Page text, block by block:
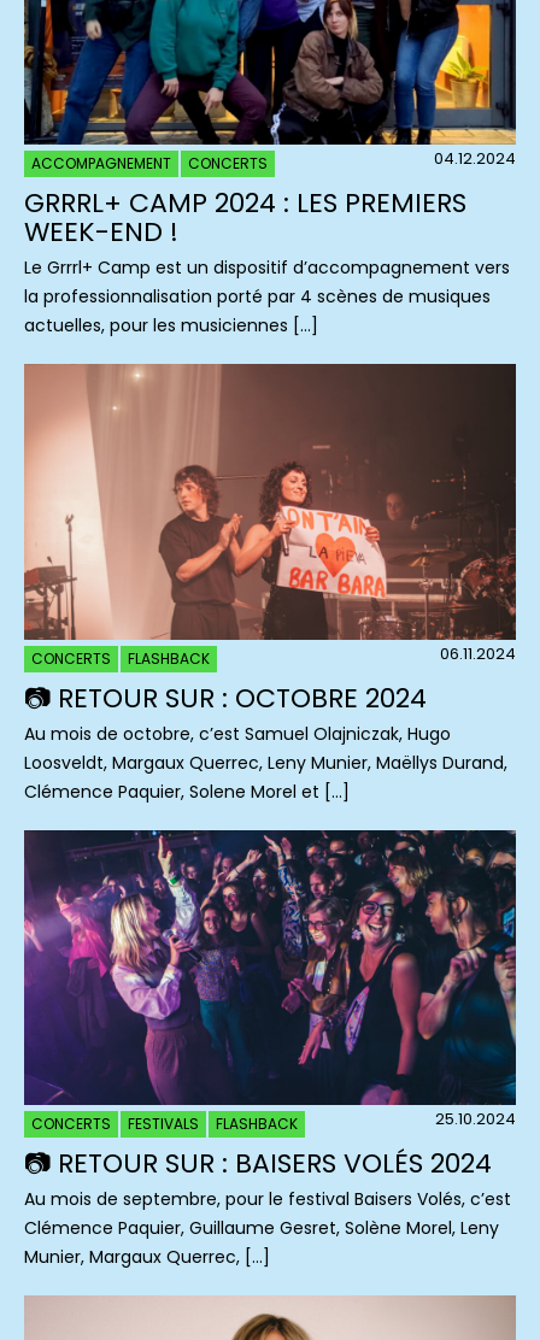
ACCOMPAGNEMENT CONCERTS 04.12.2024
GRRRL+ CAMP 2024 : LES PREMIERS
WEEK-END !
Le Grrrl+ Camp est un dispositif d’accompagnement vers
la professionnalisation porté par 4 scènes de musiques
actuelles, pour les musiciennes […]
CONCERTS FLASHBACK 06.11.2024
📷 RETOUR SUR : OCTOBRE 2024
Au mois de octobre, c’est Samuel Olajniczak, Hugo
Loosveldt, Margaux Querrec, Leny Munier, Maëllys Durand,
Clémence Paquier, Solene Morel et […]
CONCERTS FESTIVALS FLASHBACK 25.10.2024
📷 RETOUR SUR : BAISERS VOLÉS 2024
Au mois de septembre, pour le festival Baisers Volés, c’est
Clémence Paquier, Guillaume Gesret, Solène Morel, Leny
Munier, Margaux Querrec, […]